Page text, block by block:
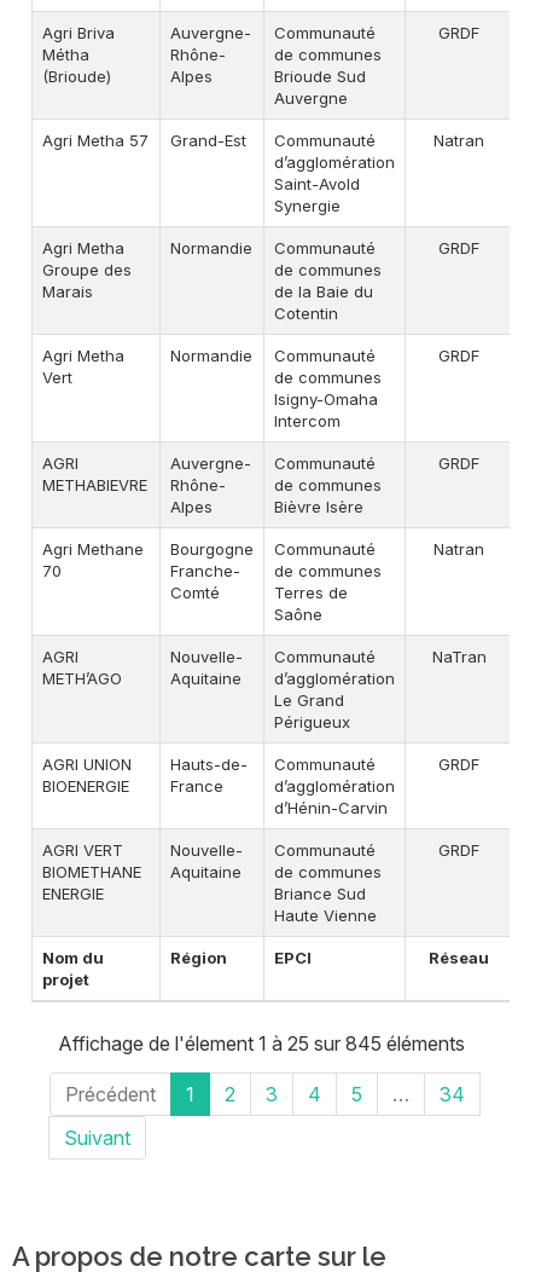
Nom du
projet
Région EPCI Réseau
Agri Briva
Métha
(Brioude)
Auvergne-
Rhône-
Alpes
Communauté
de communes
Brioude Sud
Auvergne
GRDF
Agri Metha 57 Grand-Est
Communauté
d’agglomération
Saint-Avold
Synergie
Natran
Agri Metha
Groupe des
Marais
Normandie
Communauté
de communes
de la Baie du
Cotentin
GRDF
Agri Metha
Vert
Normandie
Communauté
de communes
Isigny-Omaha
Intercom
GRDF
AGRI
METHABIEVRE
Auvergne-
Rhône-
Alpes
Communauté
de communes
Bièvre Isère
GRDF
Agri Methane
70
Bourgogne
Franche-
Comté
Communauté
de communes
Terres de
Saône
Natran
AGRI
METH’AGO
Nouvelle-
Aquitaine
Communauté
d’agglomération
Le Grand
Périgueux
NaTran
AGRI UNION
BIOENERGIE
Hauts-de-
France
Communauté
d’agglomération
d’Hénin-Carvin
GRDF
AGRI VERT
BIOMETHANE
ENERGIE
Nouvelle-
Aquitaine
Communauté
de communes
Briance Sud
Haute Vienne
GRDF
Affichage de l'élement 1 à 25 sur 845 éléments
Précédent 1 2 3 4 5 …
34
Suivant
A propos de notre carte sur le